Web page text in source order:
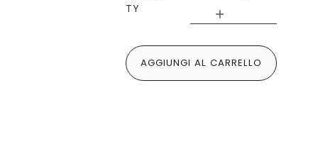
TY
AGGIUNGI AL CARRELLO